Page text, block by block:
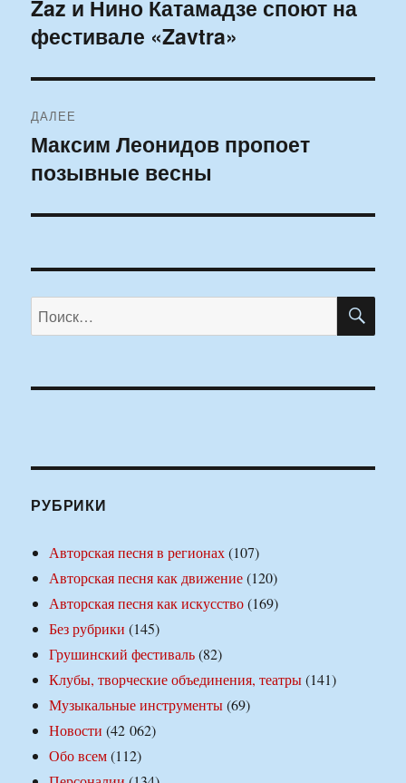
записям
Предыдущая
запись:
Zaz и Нино Катамадзе споют на
фестивале «Zavtra»
ДАЛЕЕ
Следующая
запись:
Максим Леонидов пропоет
позывные весны
Искать:
РУБРИКИ
Авторская песня в регионах(107)
Авторская песня как движение(120)
Авторская песня как искусство(169)
Без рубрики (145)
Грушинский фестиваль(82)
Клубы, творческие объединения, театры(141)
Музыкальные инструменты(69)
Новости (42 062)
Обо всем(112)